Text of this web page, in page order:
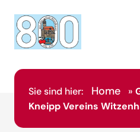
Sie sind hier: Home »
Kneipp Vereins